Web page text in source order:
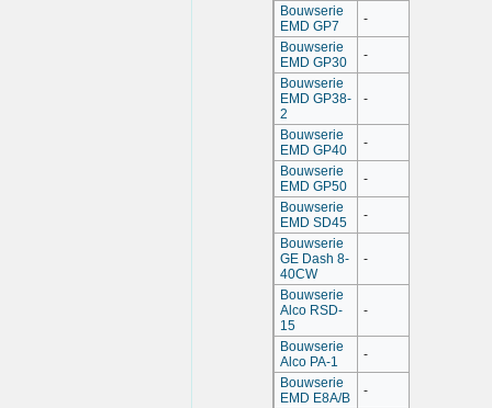
Bouwserie
EMD GP7
-
Bouwserie
EMD GP30
-
Bouwserie
EMD GP38-
2
-
Bouwserie
EMD GP40
-
Bouwserie
EMD GP50
-
Bouwserie
EMD SD45
-
Bouwserie
GE Dash 8-
40CW
-
Bouwserie
Alco RSD-
15
-
Bouwserie
Alco PA-1
-
Bouwserie
EMD E8A/B
-